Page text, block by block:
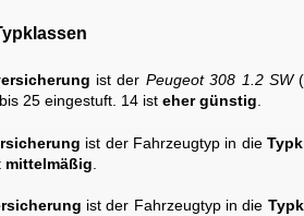
ist der Peugeot 308 1.2 SW
25 eingestuft. 14 ist eher günstig
ist der Fahrzeugtyp in die
mittelmäßig
ist der Fahrzeugtyp in die